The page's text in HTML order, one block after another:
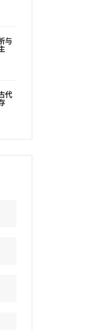
与
代